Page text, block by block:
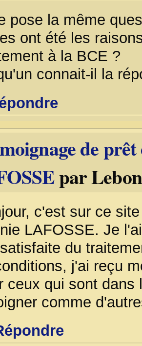
pose la même
ont été les
à la BCE ?
connait-il la
de
par
c'est sur ce
LAFOSSE. Je
du
j'ai reçu
ceux qui sont dans
comme